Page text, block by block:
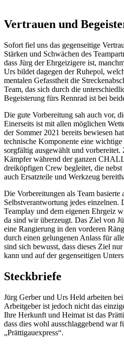
Vertrauen und
Sofort fiel uns das gegenseitige
Stärken und Schwächen des
dass Jürg der Ehrgeizigere ist,
Urs bildet dagegen der Ruhepol,
mentalen Gefasstheit die
Team, das sich durch die
Begeisterung fürs Rennrad ist bei
Die gute Vorbereitung sah auch vor,
Einerseits ist mit allen möglichen
der Sommer 2021 bereits bewiesen
technische Komponente eine
sorgfältig ausgewählt und vorbereitet.
Kämpfer während der ganzen
dreiköpfigen Crew begleitet, die
auch Ersatzteile und Werkzeug
Die Vorbereitungen als Team basierte
Selbstverantwortung jedes einzelnen.
Teamplay und dem eigenen Ehrgeiz
da sind wir überzeugt. Das Ziel von
eine Rangierung in den vorderen
durch einen gelungenen Anlass für
sind sich bewusst, dass dieses Ziel
kann und auf der gegenseitigen
Steckbriefe
Jürg Gerber und Urs Held arbeiten
Arbeitgeber ist jedoch nicht das
Ihre Herkunft und Heimat ist das
dass dies wohl ausschlaggebend war
„Prättigauexpress“.